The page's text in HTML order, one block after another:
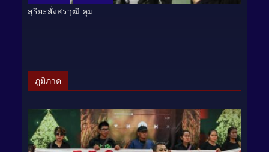
สุริยะสั่งสรวุฒิ คุม
ภูมิภาค